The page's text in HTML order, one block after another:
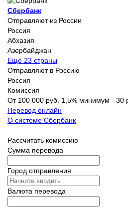
Сбербанк
Отправляют из России
Россия
Абхазия
Азербайджан
Еще 23 страны
Отправляют в Россию
Россия
Комиссия
От 100 000 руб. 1,5% минимум - 30
Перевод онлайн
О системе Сбербанк
Рассчитать комиссию
Сумма перевода
Город отправления
Валюта перевода